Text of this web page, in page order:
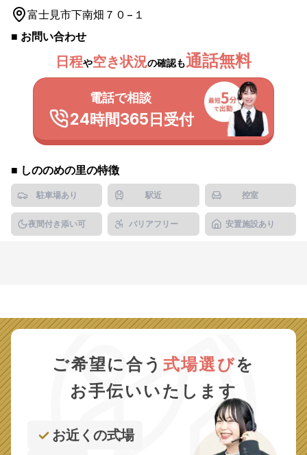
富士見市下南畑７０−１
■ お問い合わせ
日程や空き状況の確認も通話無料
電話で相談
24時間365日受付
■ しののめの里の特徴
駐車場あり 駅近 控室
夜間付き添い可 バリアフリー 安置施設あり
ご希望に合う 式場選びを
お手伝いいたします
お近くの式場